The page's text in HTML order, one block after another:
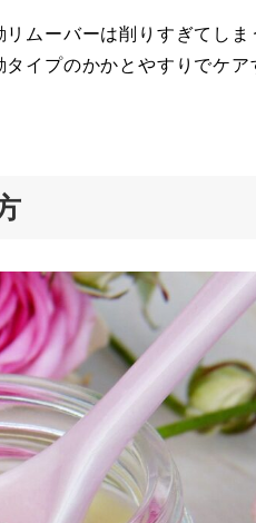
ムーバーは削りすぎてしま
イプのかかとやすりでケア